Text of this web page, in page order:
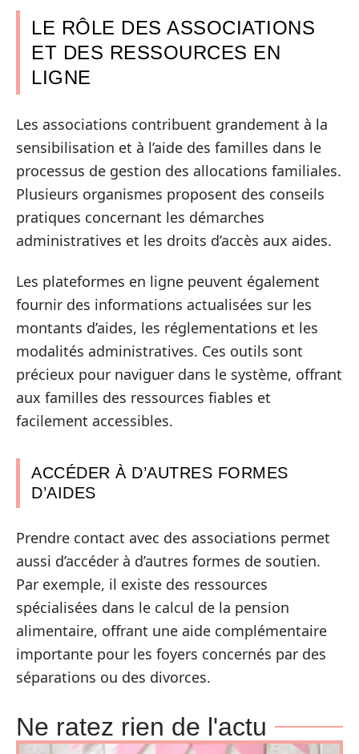
LE RÔLE DES ASSOCIATIONS
ET DES RESSOURCES EN
LIGNE
Les associations contribuent grandement à la
sensibilisation et à l’aide des familles dans le
processus de gestion des allocations familiales.
Plusieurs organismes proposent des conseils
pratiques concernant les démarches
administratives et les droits d’accès aux aides.
Les plateformes en ligne peuvent également
fournir des informations actualisées sur les
montants d’aides, les réglementations et les
modalités administratives. Ces outils sont
précieux pour naviguer dans le système, offrant
aux familles des ressources fiables et
facilement accessibles.
ACCÉDER À D’AUTRES FORMES
D’AIDES
Prendre contact avec des associations permet
aussi d’accéder à d’autres formes de soutien.
Par exemple, il existe des ressources
spécialisées dans le calcul de la pension
alimentaire, offrant une aide complémentaire
importante pour les foyers concernés par des
séparations ou des divorces.
Ne ratez rien de l'actu